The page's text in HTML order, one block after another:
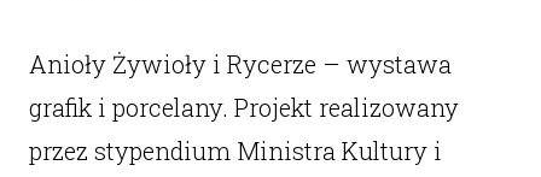
Anioły Żywioły i Rycerze – wystawa
grafik i porcelany. Projekt realizowany
przez stypendium Ministra Kultury i